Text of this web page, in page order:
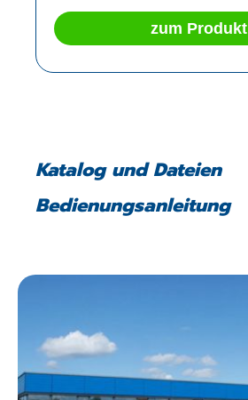
zum Produkt
Katalog und Dateien
Bedienungsanleitung